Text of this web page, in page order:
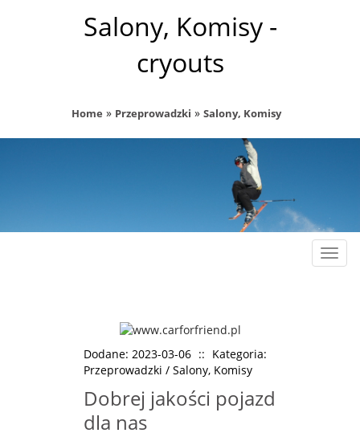
Salony, Komisy -
cryouts
Home » Przeprowadzki » Salony, Komisy
Dodane: 2023-03-06 :: Kategoria:
Przeprowadzki / Salony, Komisy
Dobrej jakości pojazd
dla nas